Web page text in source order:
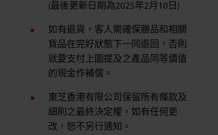
(最後更新日期為2025年2月10日)
如有退貨，客人需確保贈品和相關
貨品在完好狀態下一同退回，否則
就要支付上圖提及之產品同等價值
的現金作補償。
東芝香港有限公司保留所有條款及
細則之最終決定權，如有任何更
改，恕不另行通知。